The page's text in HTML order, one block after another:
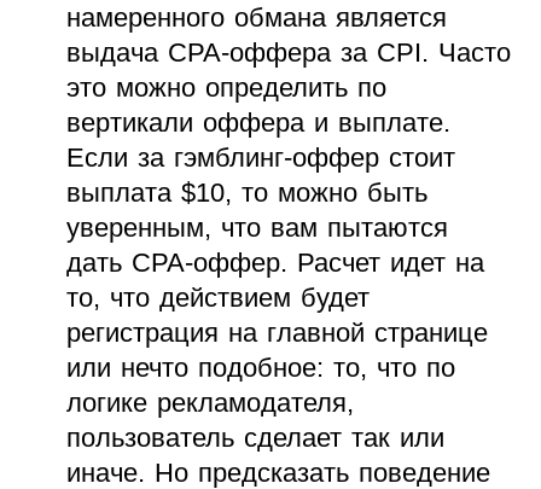
намеренного обмана является
выдача CPA-оффера за CPI. Часто
это можно определить по
вертикали оффера и выплате.
Если за гэмблинг-оффер стоит
выплата $10, то можно быть
уверенным, что вам пытаются
дать CPA-оффер. Расчет идет на
то, что действием будет
регистрация на главной странице
или нечто подобное: то, что по
логике рекламодателя,
пользователь сделает так или
иначе. Но предсказать поведение